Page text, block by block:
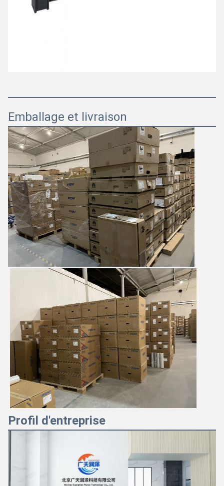
Emballage et livraison
Profil d'entreprise